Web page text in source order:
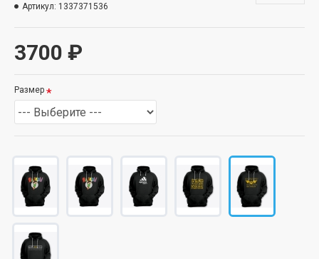
3700 ₽
Артикул: 1337371536
Размер